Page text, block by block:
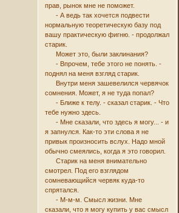
прав, рынок мне не поможет.
- А ведь так хочется подвести
нормальную теоретическую базу под
вашу практическую фигню. - продолжал
старик.
Может это, были заклинания?
- Впрочем, тебе этого не понять. -
поднял на меня взгляд старик.
Внутри меня зашевелился червячок
сомнения. Может, я не туда попал?
- Ближе к телу. - сказал старик. - Что
тебе нужно здесь.
- Мне сказали, что здесь я могу... - и
я запнулся. Как-то эти слова я не
привык произносить вслух. Надо мной
обычно смеялись, когда я это говорил.
Старик на меня внимательно
смотрел. Под его взглядом
сомневающийся червяк куда-то
спрятался.
- М-м-м. Смысл жизни. Мне
сказали, что я могу купить у вас смысл